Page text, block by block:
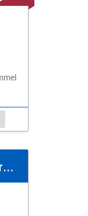
Alpaka-Trekking für zwei Erwachsene und ein Kind